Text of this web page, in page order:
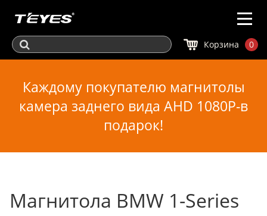
Корзина 0
Каждому покупателю магнитолы
камера заднего вида AHD 1080P-в
подарок!
Магнитола BMW 1-Series